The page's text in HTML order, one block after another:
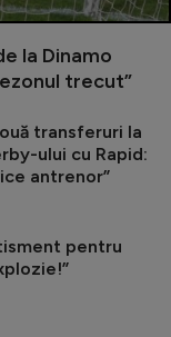
la Dinamo
trecut”
transferuri la
ului cu Rapid:
antrenor”
pentru